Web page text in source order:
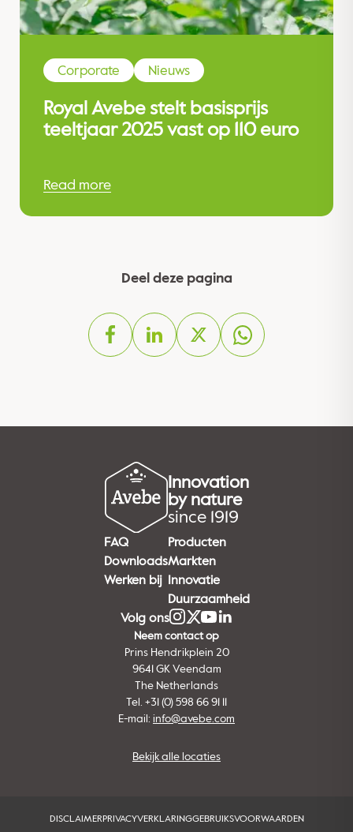
Corporate Nieuws
Royal Avebe stelt basisprijs
teeltjaar 2025 vast op 110 euro
Read more
Deel deze pagina
Innovation
by nature
since 1919
FAQ
Downloads
Werken bij
Producten
Markten
Innovatie
Duurzaamheid
Volg ons
Neem contact op
Prins Hendrikplein 20
9641 GK Veendam
The Netherlands
Tel. +31 (0) 598 66 91 11
E-mail: info@avebe.com
Bekijk alle locaties
DISCLAIMERPRIVACYVERKLARINGGEBRUIKSVOORWAARDEN